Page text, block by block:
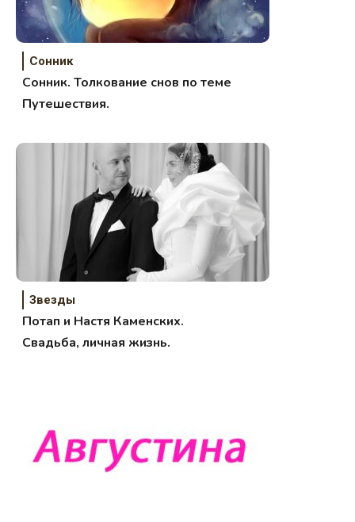
Сонник
Сонник. Толкование снов по теме
Путешествия.
Звезды
Потап и Настя Каменских.
Свадьба, личная жизнь.